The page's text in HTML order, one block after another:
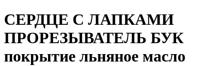
СЕРДЦЕ С ЛАПКАМИ
ПРОРЕЗЫВАТЕЛЬ БУК
покрытие льняное масло